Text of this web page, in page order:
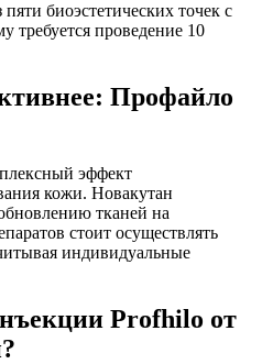
биоэстетических точек с
требуется проведение 10
Профайло
эффект
кожи. Новакутан
тканей на
стоит осуществлять
индивидуальные
Profhilo от